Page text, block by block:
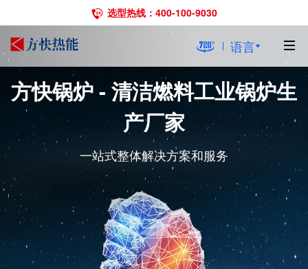
选型热线：400-100-9030
语言
方快锅炉 - 清洁燃料工业锅炉生
产厂家
一站式整体解决方案和服务